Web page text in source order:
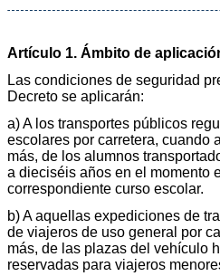
Artículo 1. Ámbito de
Las condiciones de seguridad
Decreto se aplicarán:
a) A los transportes públicos
escolares por carretera, cuando
más, de los alumnos
a dieciséis años en el momento
correspondiente curso escolar.
b) A aquellas expediciones de
de viajeros de uso general por
más, de las plazas del vehículo
reservadas para viajeros